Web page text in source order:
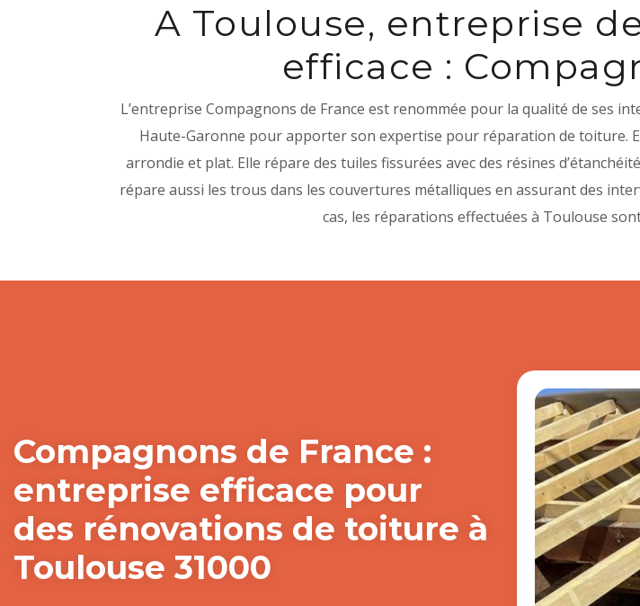
A Toulouse, entreprise
efficace :
L’entreprise Compagnons de France est renommée pour la qualité de ses
Haute-Garonne pour apporter son expertise pour réparation de toiture.
arrondie et plat. Elle répare des tuiles fissurées avec des résines
répare aussi les trous dans les couvertures métalliques en assurant des
cas, les réparations effectuées à Toulouse
Compagnons de France :
entreprise efficace pour
des rénovations de toiture à
Toulouse 31000